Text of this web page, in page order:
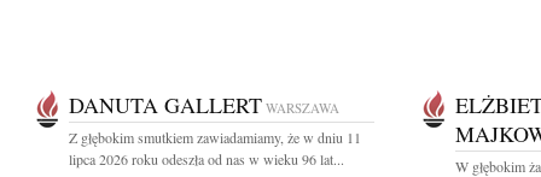
DANUTA GALLERT WARSZAWA
Z głębokim smutkiem zawiadamiamy, że w dniu 11
lipca 2026 roku odeszła od nas w wieku 96 lat...
W głębokim